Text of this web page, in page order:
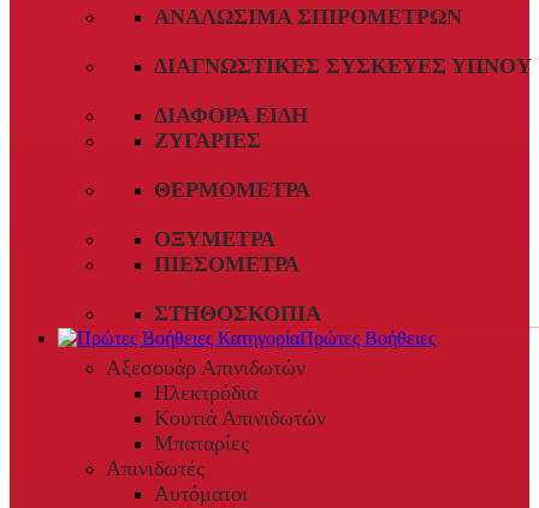
ΑΝΑΛΏΣΙΜΑ ΣΠΙΡΟΜΈΤΡΩΝ
ΔΙΑΓΝΩΣΤΙΚΈΣ ΣΥΣΚΕΥΈΣ ΎΠΝΟΥ
ΔΙΆΦΟΡΑ ΕΊΔΗ
ΖΥΓΑΡΙΈΣ
ΘΕΡΜΌΜΕΤΡΑ
ΟΞΎΜΕΤΡΑ
ΠΙΕΣΌΜΕΤΡΑ
ΣΤΗΘΟΣΚΌΠΙΑ
Πρώτες Βοήθειες
Αξεσουάρ Απινιδωτών
Ηλεκτρόδια
Κουτιά Απινιδωτών
Μπαταρίες
Απινιδωτές
Αυτόματοι